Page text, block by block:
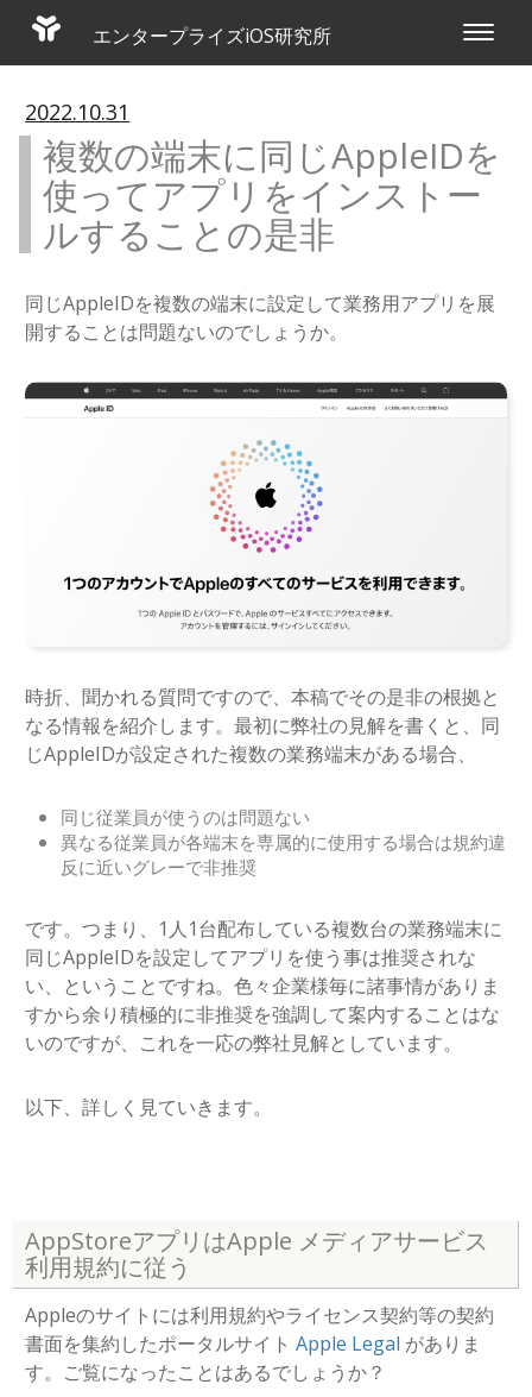
エンタープライズiOS研究所
Toggle
2022.10.31
複数の端末に同じAppleIDを
使ってアプリをインストー
ルすることの是非
同じAppleIDを複数の端末に設定して業務用アプリを展
開することは問題ないのでしょうか。
時折、聞かれる質問ですので、本稿でその是非の根拠と
なる情報を紹介します。最初に弊社の見解を書くと、同
じAppleIDが設定された複数の業務端末がある場合、
同じ従業員が使うのは問題ない
異なる従業員が各端末を専属的に使用する場合は規約違
反に近いグレーで非推奨
です。つまり、1人1台配布している複数台の業務端末に
同じAppleIDを設定してアプリを使う事は推奨されな
い、ということですね。色々企業様毎に諸事情がありま
すから余り積極的に非推奨を強調して案内することはな
いのですが、これを一応の弊社見解としています。
以下、詳しく見ていきます。
AppStoreアプリはApple メディアサービス
利用規約に従う
Appleのサイトには利用規約やライセンス契約等の契約
書面を集約したポータルサイトApple Legal がありま
す。ご覧になったことはあるでしょうか？